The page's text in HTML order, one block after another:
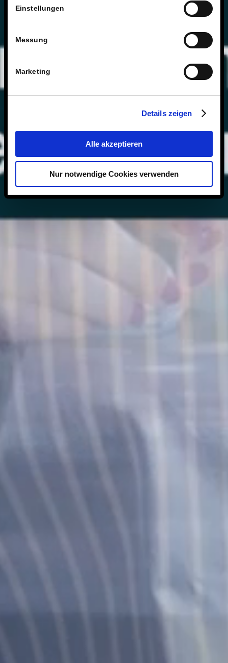
Einstellungen
Messung
Marketing
Details zeigen
Alle akzeptieren
Nur notwendige Cookies verwenden